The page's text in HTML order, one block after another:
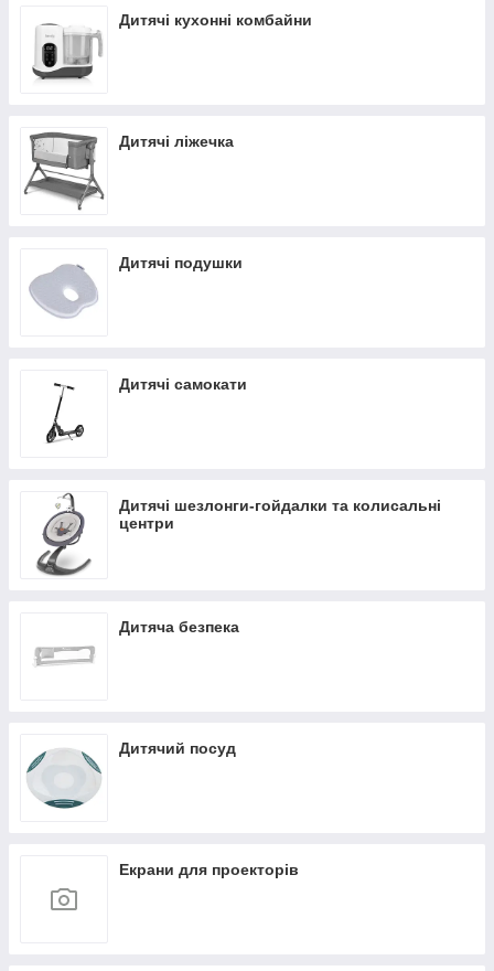
Дитячі кухонні комбайни
Дитячі ліжечка
Дитячі подушки
Дитячі самокати
Дитячі шезлонги-гойдалки та колисальні
центри
Дитяча безпека
Дитячий посуд
Екрани для проекторів